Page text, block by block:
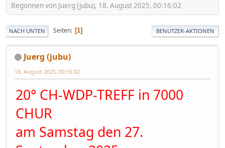
Begonnen von Juerg (jubu), 18. August 2025, 00:16:02
NACH UNTEN Seiten 1 BENUTZER-AKTIONEN
Juerg (jubu)
18. August 2025, 00:16:02
20° CH-WDP-TREFF in 7000
CHUR
am Samstag den 27.